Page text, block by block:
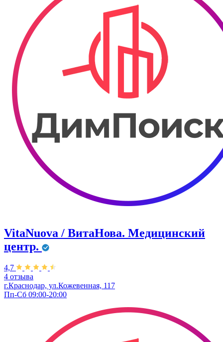
VitaNuova / ВитаНова. Медицинский
центр.
4,7
4 отзыва
г.Краснодар, ул.Кожевенная, 117
Пп-Сб 09:00-20:00